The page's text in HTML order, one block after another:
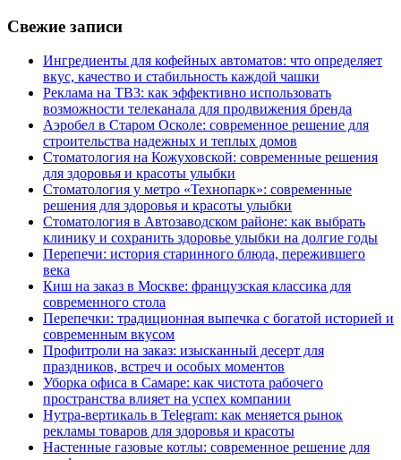
Свежие записи
Ингредиенты для кофейных автоматов: что определяет
вкус, качество и стабильность каждой чашки
Реклама на ТВ3: как эффективно использовать
возможности телеканала для продвижения бренда
Аэробел в Старом Осколе: современное решение для
строительства надежных и теплых домов
Стоматология на Кожуховской: современные решения
для здоровья и красоты улыбки
Стоматология у метро «Технопарк»: современные
решения для здоровья и красоты улыбки
Стоматология в Автозаводском районе: как выбрать
клинику и сохранить здоровье улыбки на долгие годы
Перепечи: история старинного блюда, пережившего
века
Киш на заказ в Москве: французская классика для
современного стола
Перепечки: традиционная выпечка с богатой историей и
современным вкусом
Профитроли на заказ: изысканный десерт для
праздников, встреч и особых моментов
Уборка офиса в Самаре: как чистота рабочего
пространства влияет на успех компании
Нутра-вертикаль в Telegram: как меняется рынок
рекламы товаров для здоровья и красоты
Настенные газовые котлы: современное решение для